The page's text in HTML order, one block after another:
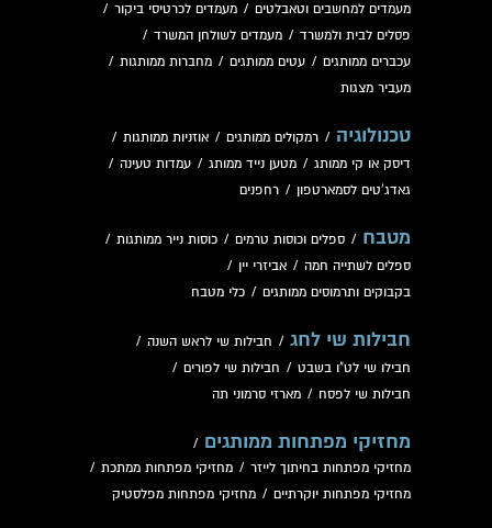
מעמדים למחשבים וטאבלטים / מעמדים לכרטיסי ביקור /
פסלים לבית ולמשרד / מעמדים לשולחן המשרד /
עכברים ממותגים / עטים ממותגים / מחברות ממותגות /
מעביר מצגות
טכנולוגיה / רמקולים ממותגים / אוזניות ממותגות /
דיסק או קי ממותג / מטען נייד ממותג / עמדות טעינה /
גאדג'טים לסמארטפון / רחפנים
מטבח / ספלים וכוסות טרמים / כוסות נייר ממותגות /
ספלים לשתייה חמה / אביזרי יין /
בקבוקים ותרמוסים ממותגים / כלי מטבח
חבילות שי לחג / חבילות שי לראש השנה /
חבילו שי לט"ו בשבט / חבילות שי לפורים /
חבילות שי לפסח / מארזי סרמוני תה
מחזיקי מפתחות ממותגים /
מחזיקי מפתחות בחיתוך לייזר / מחזיקי מפתחות ממתכת /
מחזיקי מפתחות יוקרתיים / מחזיקי מפתחות מפלסטיק